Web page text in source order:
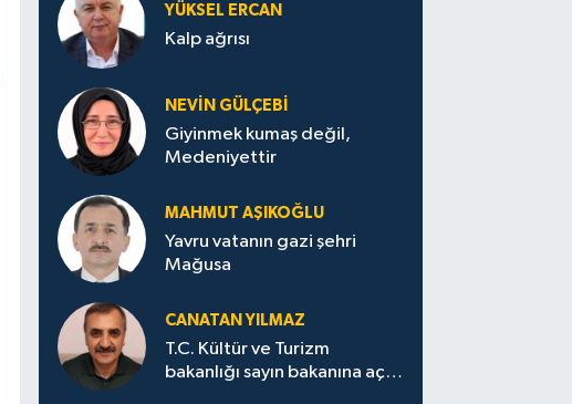
YÜKSEL ERCAN
Kalp ağrısı
NEVİN GÜLÇEBİ
Giyinmek kumaş değil,
Medeniyettir
MAHMUT AŞIKOĞLU
Yavru vatanın gazi şehri
Mağusa
CANATAN YILMAZ
T.C. Kültür ve Turizm
bakanlığı sayın bakanına açık